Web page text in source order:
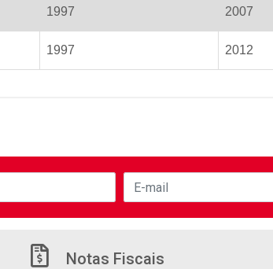
1997 2007
1997 2012
Notas Fiscais